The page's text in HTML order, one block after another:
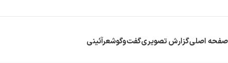
صفحه اصلیگزارش تصویریگفت‌وگوشعرآئینی